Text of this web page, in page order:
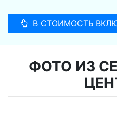
В СТОИМОСТЬ
ФОТО ИЗ